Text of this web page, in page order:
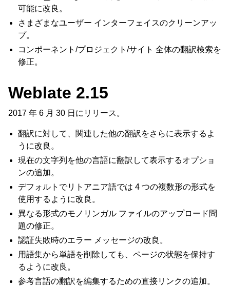
可能に改良。
さまざまなユーザー インターフェイスのクリーンアッ
プ。
コンポーネント/プロジェクト/サイト 全体の翻訳検索を
修正。
Weblate 2.15
2017 年 6 月 30 日にリリース。
翻訳に対して、関連した他の翻訳をさらに表示するよ
うに改良。
現在の文字列を他の言語に翻訳して表示するオプショ
ンの追加。
デフォルトでリトアニア語では 4 つの複数形の形式を
使用するように改良。
異なる形式のモノリンガル ファイルのアップロード問
題の修正。
認証失敗時のエラー メッセージの改良。
用語集から単語を削除しても、ページの状態を保持す
るように改良。
参考言語の翻訳を編集するための直接リンクの追加。